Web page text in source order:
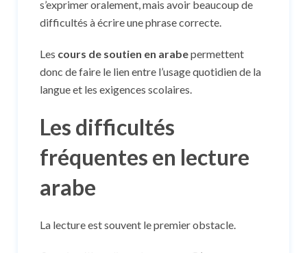
s’exprimer oralement, mais avoir beaucoup de
difficultés à écrire une phrase correcte.
Les cours de soutien en arabepermettent
donc de faire le lien entre l’usage quotidien de la
langue et les exigences scolaires.
Les difficultés
fréquentes en lecture
arabe
La lecture est souvent le premier obstacle.